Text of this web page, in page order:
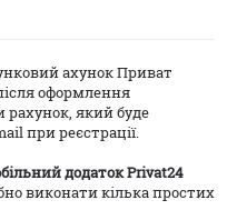
ахунок Приват
оформлення
рахунок, який буде
при реєстрації.
додаток Privat24
виконати кілька простих